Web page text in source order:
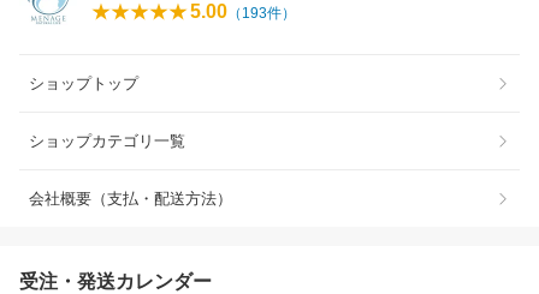
5.00 （ 193件）
ショップトップ
ショップカテゴリ一覧
会社概要（支払・配送方法）
受注・発送カレンダー